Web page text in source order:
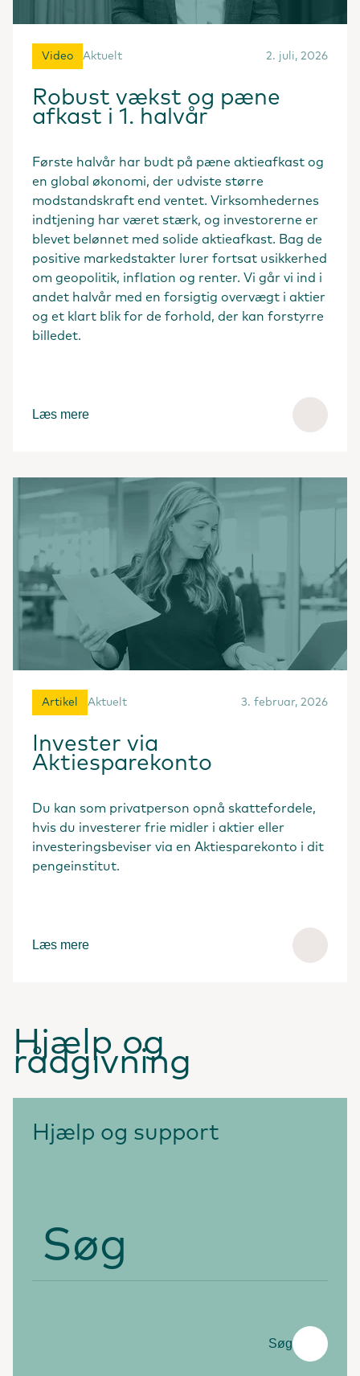
Video Aktuelt 2. juli, 2026
Robust vækst og pæne
afkast i 1. halvår
Første halvår har budt på pæne aktieafkast og
en global økonomi, der udviste større
modstandskraft end ventet. Virksomhedernes
indtjening har været stærk, og investorerne er
blevet belønnet med solide aktieafkast. Bag de
positive markedstakter lurer fortsat usikkerhed
om geopolitik, inflation og renter. Vi går vi ind i
andet halvår med en forsigtig overvægt i aktier
og et klart blik for de forhold, der kan forstyrre
billedet.
Læs mere
Artikel Aktuelt 3. februar, 2026
Invester via
Aktiesparekonto
Du kan som privatperson opnå skattefordele,
hvis du investerer frie midler i aktier eller
investeringsbeviser via en Aktiesparekonto i dit
pengeinstitut.
Læs mere
Hjælp og
rådgivning
Hjælp og support
Søg
Søg